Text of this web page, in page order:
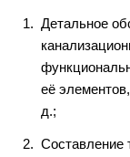
Детальное
её
д.;
Составление